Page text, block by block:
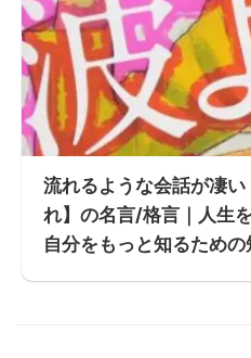
流れるような会話が凄い
れ】の名言/格言｜人生
自分をもっと知るため